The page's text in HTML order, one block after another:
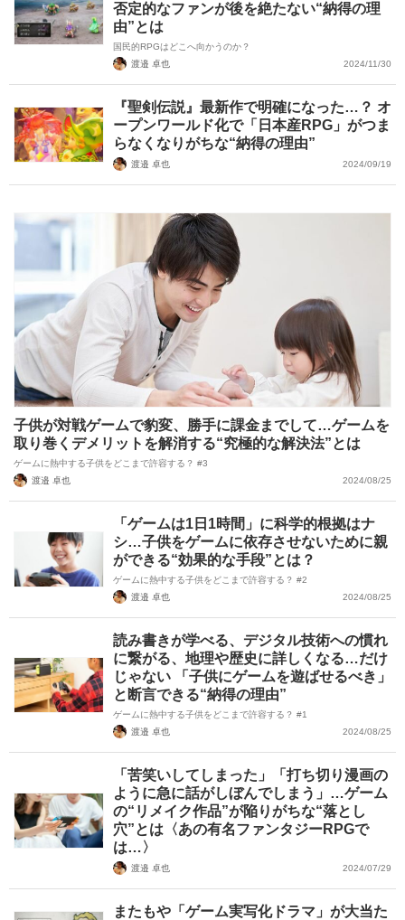
否定的なファンが後を絶たない“納得の理
由”とは
国民的RPGはどこへ向かうのか？
渡邉 卓也
2024/11/30
『聖剣伝説』最新作で明確になった…？ オ
ープンワールド化で「日本産RPG」がつま
らなくなりがちな“納得の理由”
渡邉 卓也 2024/09/19
子供が対戦ゲームで豹変、勝手に課金までして…ゲームを
取り巻くデメリットを解消する“究極的な解決法”とは
ゲームに熱中する子供をどこまで許容する？ #3
渡邉 卓也
2024/08/25
「ゲームは1日1時間」に科学的根拠はナ
シ…子供をゲームに依存させないために親
ができる“効果的な手段”とは？
ゲームに熱中する子供をどこまで許容する？ #2
渡邉 卓也
2024/08/25
読み書きが学べる、デジタル技術への慣れ
に繋がる、地理や歴史に詳しくなる…だけ
じゃない 「子供にゲームを遊ばせるべき」
と断言できる“納得の理由”
ゲームに熱中する子供をどこまで許容する？ #1
渡邉 卓也
2024/08/25
「苦笑いしてしまった」「打ち切り漫画の
ように急に話がしぼんでしまう」…ゲーム
の“リメイク作品”が陥りがちな“落とし
穴”とは〈あの有名ファンタジーRPGで
は…〉
渡邉 卓也 2024/07/29
またもや「ゲーム実写化ドラマ」が大当た